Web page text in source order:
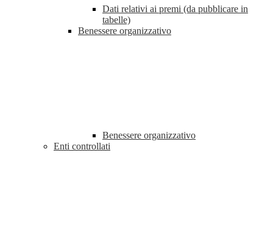
Dati relativi ai premi (da pubblicare in
tabelle)
Benessere organizzativo
Benessere organizzativo
Enti controllati